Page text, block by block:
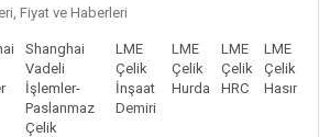
Fiyat ve Haberleri
Shanghai
Vadeli
İşlemler-
Paslanmaz
Çelik
LME
Çelik
İnşaat
Demiri
LME
Çelik
Hurda
LME
Çelik
HRC
LME
Çelik
Hasır